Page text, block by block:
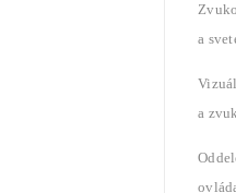
a
a